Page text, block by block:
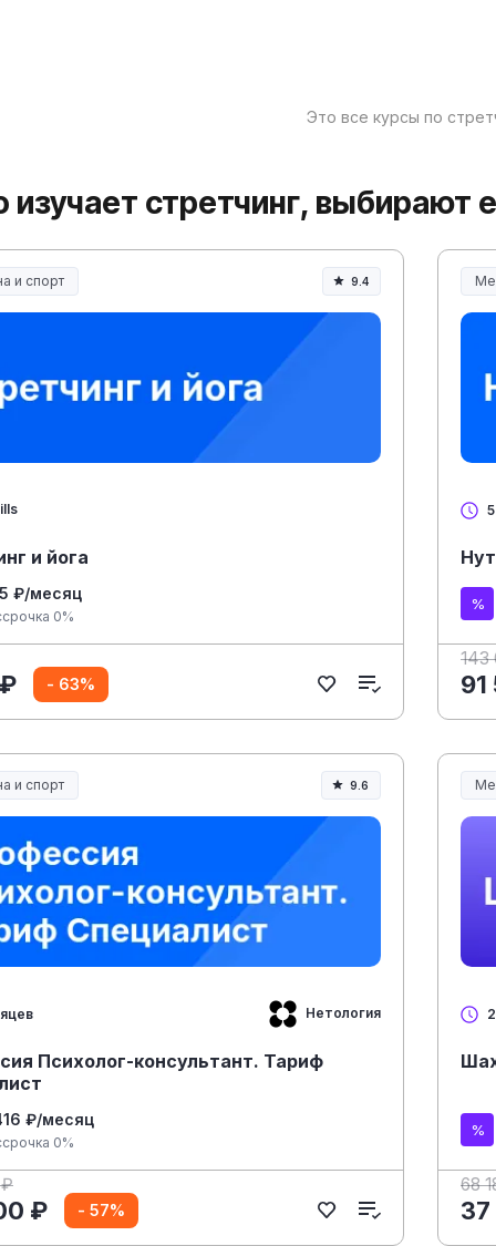
Это все курсы по
изучает стретчинг, выбирают
и спорт
спорт и здоровье
9.4
и йога
₽/месяц
0%
- 63%
143
и спорт
спорт и здоровье
9.6
Нетология
Психолог-консультант. Тариф
₽/месяц
0%
₽ - 57%
68